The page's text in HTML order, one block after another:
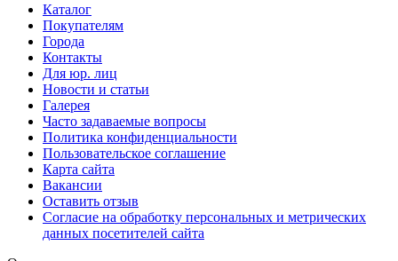
Каталог
Покупателям
Города
Контакты
Для юр. лиц
Новости и статьи
Галерея
Часто задаваемые вопросы
Политика конфиденциальности
Пользовательское соглашение
Карта сайта
Вакансии
Оставить отзыв
Согласие на обработку персональных и метрических
данных посетителей сайта